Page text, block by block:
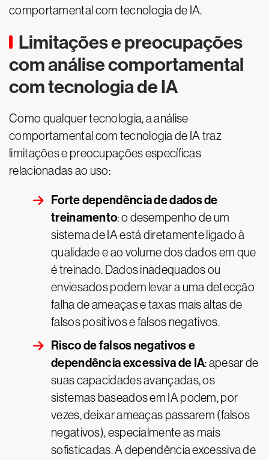
comportamental com tecnologia de IA.
Limitações e preocupações
com análise comportamental
com tecnologia de IA
Como qualquer tecnologia, a análise
comportamental com tecnologia de IA traz
limitações e preocupações específicas
relacionadas ao uso:
Forte dependência de dados de
treinamento: o desempenho de um
sistema de IA está diretamente ligado à
qualidade e ao volume dos dados em que
é treinado. Dados inadequados ou
enviesados podem levar a uma detecção
falha de ameaças e taxas mais altas de
falsos positivos e falsos negativos.
Risco de falsos negativos e
dependência excessiva de IA: apesar de
suas capacidades avançadas, os
sistemas baseados em IA podem, por
vezes, deixar ameaças passarem (falsos
negativos), especialmente as mais
sofisticadas. A dependência excessiva de